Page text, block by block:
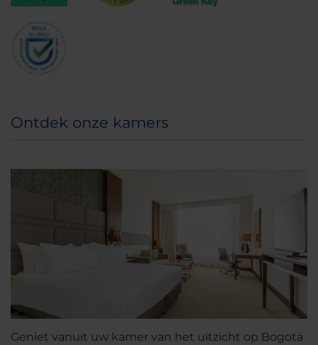
Ontdek onze kamers
Geniet vanuit uw kamer van het uitzicht op Bogotá